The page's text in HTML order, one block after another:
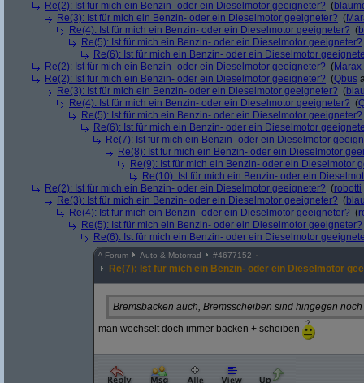
Re(2): Ist für mich ein Benzin- oder ein Dieselmotor geeigneter? (
Re(3): Ist für mich ein Benzin- oder ein Dieselmotor geeigneter? (
Re(4): Ist für mich ein Benzin- oder ein Dieselmotor geeigneter? (
Re(5): Ist für mich ein Benzin- oder ein Dieselmotor geeigneter?
Re(6): Ist für mich ein Benzin- oder ein Dieselmotor
Re(2): Ist für mich ein Benzin- oder ein Dieselmotor geeigneter? (Marax
Re(2): Ist für mich ein Benzin- oder ein Dieselmotor geeigneter? (Qbus
Re(3): Ist für mich ein Benzin- oder ein Dieselmotor geeigneter? (
Re(4): Ist für mich ein Benzin- oder ein Dieselmotor geeigneter? (
Re(5): Ist für mich ein Benzin- oder ein Dieselmotor geeigneter?
Re(6): Ist für mich ein Benzin- oder ein Dieselmotor
Re(7): Ist für mich ein Benzin- oder ein Dieselmotor
Re(8): Ist für mich ein Benzin- oder ein Dieselmotor
Re(9): Ist für mich ein Benzin- oder ein Dieselmotor
Re(10): Ist für mich ein Benzin- oder ein
Re(2): Ist für mich ein Benzin- oder ein Dieselmotor geeigneter? (robotti
Re(3): Ist für mich ein Benzin- oder ein Dieselmotor geeigneter? (
Re(4): Ist für mich ein Benzin- oder ein Dieselmotor geeigneter? (
Re(5): Ist für mich ein Benzin- oder ein Dieselmotor geeigneter?
Re(6): Ist für mich ein Benzin- oder ein Dieselmotor
^ Forum Auto & Motorrad #4677152
Re(7): Ist für mich ein Benzin- oder ein Dieselmotor
Bremsbacken auch, Bremsscheiben sind hingegen
man wechselt doch immer backen + scheiben